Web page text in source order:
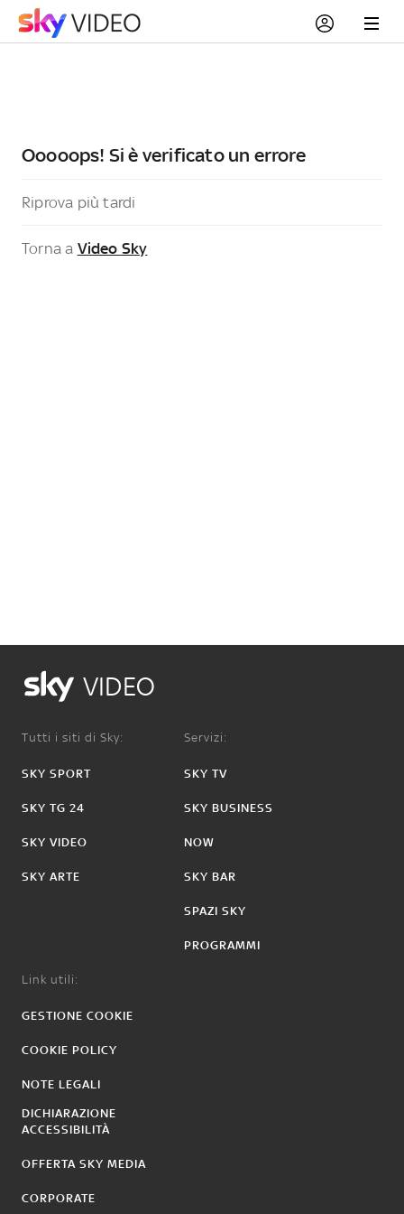
Ooooops! Si è verificato un errore
Riprova più tardi
Torna a Video Sky
VIDEO
Tutti i siti di Sky:
SKY SPORT
SKY TG 24
SKY VIDEO
SKY ARTE
Servizi:
SKY TV
SKY BUSINESS
NOW
SKY BAR
SPAZI SKY
PROGRAMMI
Link utili:
GESTIONE COOKIE
COOKIE POLICY
NOTE LEGALI
DICHIARAZIONE
ACCESSIBILITÀ
OFFERTA SKY MEDIA
CORPORATE